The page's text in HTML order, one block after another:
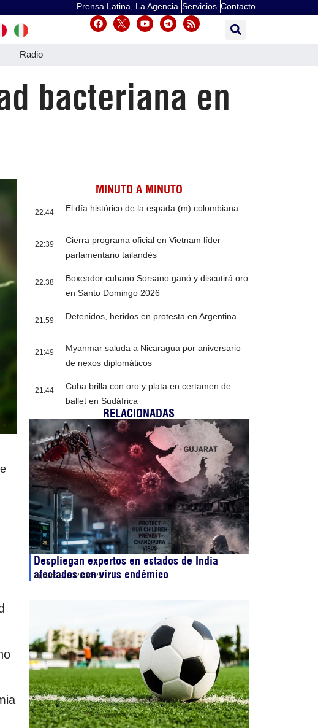
Prensa Latina, La Agencia Servicios Contacto
Radio
bacteriana en
MINUTO A MINUTO
22:44 El día histórico de la espada (m) colombiana
22:39
Cierra programa oficial en Vietnam líder
parlamentario tailandés
22:38
Boxeador cubano Sorsano ganó y discutirá oro
en Santo Domingo 2026
21:59 Detenidos, heridos en protesta en Argentina
21:49
Myanmar saluda a Nicaragua por aniversario
de nexos diplomáticos
21:44
Cuba brilla con oro y plata en certamen de
ballet en Sudáfrica
RELACIONADAS
Despliegan expertos en estados de India
afectados con virus endémico
agosto 5, 202604:25